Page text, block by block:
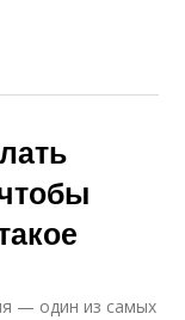
— один из самых